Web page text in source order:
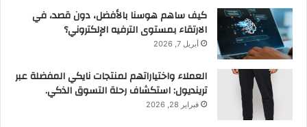
كيف ساهم هوسنا بالأفضل، دون قصد، في
الارتقاء بمستوى الترفيه الإلكتروني؟
أبريل 7, 2026
العملاء واختياراتهم لمنتجات نايكي المفضلة عبر
ترينديول: استكشاف رحلة التسوق الذكي.
فبراير 28, 2026